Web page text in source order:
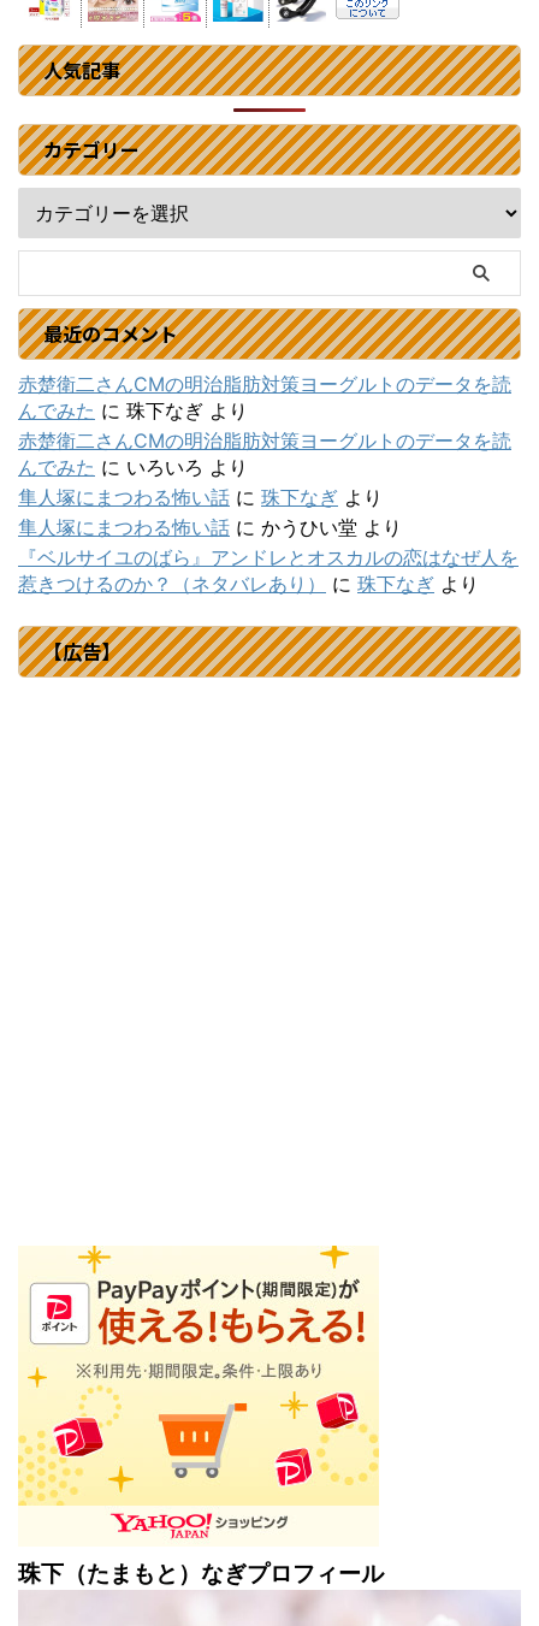
人気記事
カテゴリー
最近のコメント
赤楚衛二さんCMの明治脂肪対策ヨーグルトのデータを読
んでみた に 珠下なぎ より
赤楚衛二さんCMの明治脂肪対策ヨーグルトのデータを読
んでみた に いろいろ より
隼人塚にまつわる怖い話 に 珠下なぎ より
隼人塚にまつわる怖い話 に かうひい堂 より
『ベルサイユのばら』アンドレとオスカルの恋はなぜ人を
惹きつけるのか？（ネタバレあり）
に 珠下なぎ より
【広告】
珠下（たまもと）なぎプロフィール